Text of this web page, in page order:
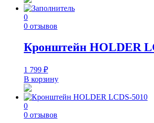
0
0 отзывов
Кронштейн HOLDER
1 799 ₽
В корзину
0
0 отзывов